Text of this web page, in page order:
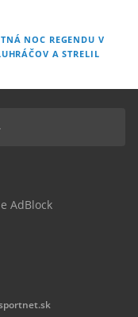
NOC REGENDU V
A STRELIL
AdBlock